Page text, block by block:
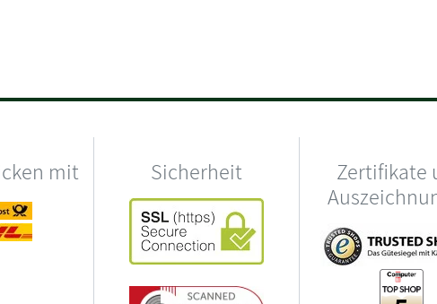
mit Sicherheit
Zertifikate